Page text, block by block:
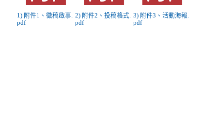
1) 附件1、徵稿啟事.
pdf
2) 附件2、投稿格式.
pdf
3) 附件3、活動海報.
pdf